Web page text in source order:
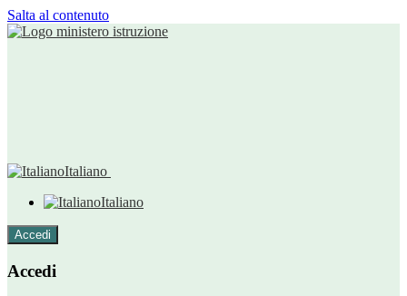
Salta al contenuto
Italiano
Italiano
Accedi
Accedi